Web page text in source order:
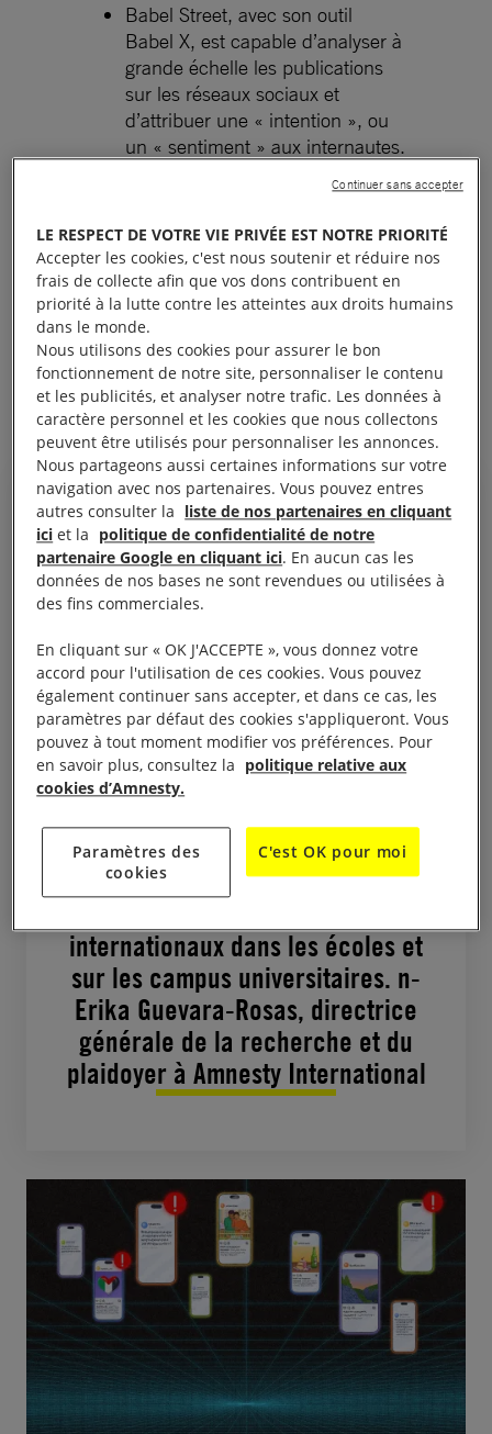
Babel Street, avec son outil
Babel X, est capable d’analyser à
grande échelle les publications
sur les réseaux sociaux et
d’attribuer une « intention », ou
un « sentiment » aux internautes.
rapidement les plateformes de
réseaux sociaux à la recherche
de contenus liés au
« terrorisme ».
Palantir et son nouveau système
Immigration OS automatise le
suivi, l’arrestation et l’expulsion
des personnes ciblées.
Ces technologies permettent de
tracer et de cibler rapidement
d'autres groupes de migrants
marginalisés à une échelle et
une ampleur sans précédent.
Cela se traduit par des
détentions illégales et des
expulsions massives, créant un
climat de peur et exacerbant
’l’effet paralysant’ sur les
internationaux dans les écoles et
sur les campus universitaires. n-
Erika Guevara-Rosas, directrice
générale de la recherche et du
plaidoyer à Amnesty International
LE RESPECT DE VOTRE VIE PRIVÉE EST NOTRE PRIORITÉ
Accepter les cookies, c'est nous soutenir et réduire nos
frais de collecte afin que vos dons contribuent en
priorité à la lutte contre les atteintes aux droits humains
dans le monde.
Nous utilisons des cookies pour assurer le bon
fonctionnement de notre site, personnaliser le contenu
et les publicités, et analyser notre trafic. Les données à
caractère personnel et les cookies que nous collectons
peuvent être utilisés pour personnaliser les annonces.
Nous partageons aussi certaines informations sur votre
navigation avec nos partenaires. Vous pouvez entres
autres consulter la liste de nos partenaires en cliquant
ici et la politique de confidentialité de notre
partenaire Google en cliquant ici. En aucun cas les
données de nos bases ne sont revendues ou utilisées à
des fins commerciales.
En cliquant sur « OK J'ACCEPTE », vous donnez votre
accord pour l'utilisation de ces cookies. Vous pouvez
également continuer sans accepter, et dans ce cas, les
paramètres par défaut des cookies s'appliqueront. Vous
pouvez à tout moment modifier vos préférences. Pour
en savoir plus, consultez la politique relative aux
cookies d’Amnesty.
Paramètres des
cookies
C'est OK pour moi
Continuer sans accepter